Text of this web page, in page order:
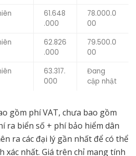
61.648
.000
78.000.0
00
62.826
.000
79.500.0
00
63.317.
000
Đang
cập nhật
gồm phí VAT, chưa bao gồm
ra biển số + phí bảo hiểm dân
ra các đại lý gần nhất để có thể
xác nhất. Giá trên chỉ mang tính